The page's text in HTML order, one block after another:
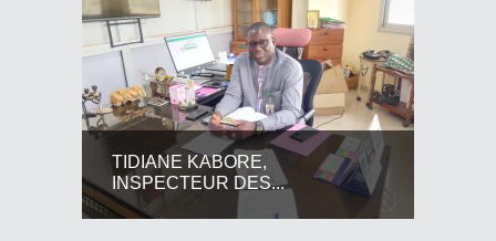
TIDIANE KABORE,
INSPECTEUR DES...